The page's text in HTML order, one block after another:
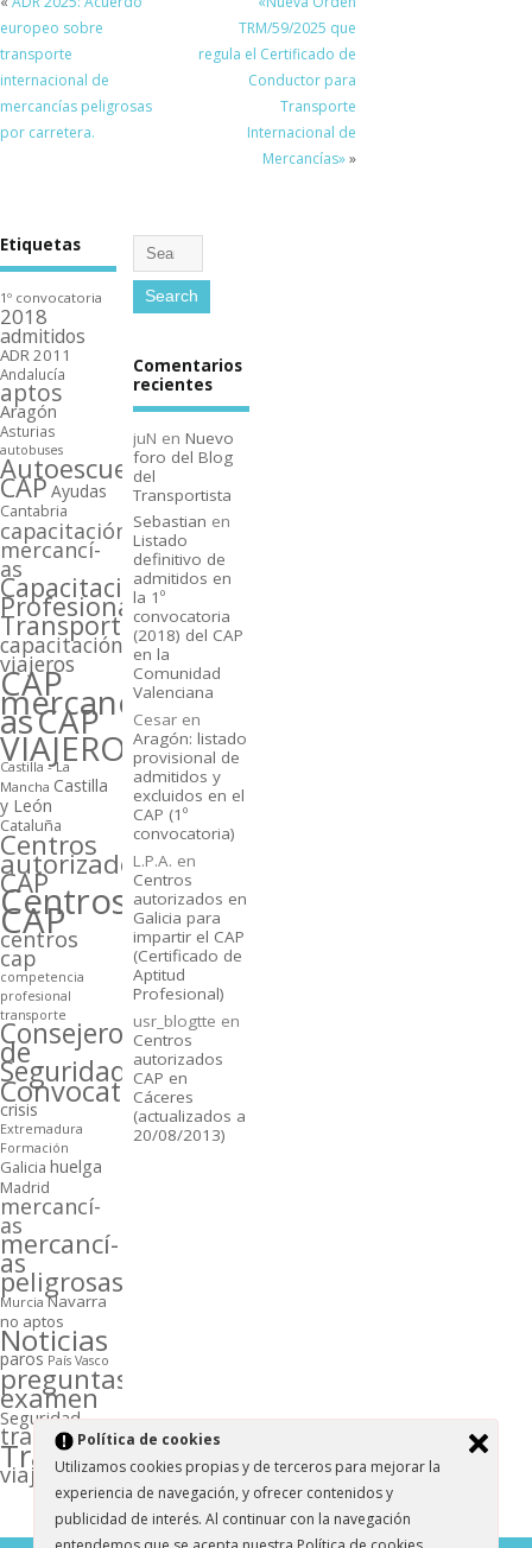
europeo sobre
transporte
internacional de
mercancías peligrosas
por carretera.
TRM/59/2025 que
regula el Certificado de
Conductor para
Transporte
Internacional de
Mercancías»»
Etiquetas
1º convocatoria
2018
admitidos
ADR 2011
Andalucí­a
aptos
Aragón
Asturias
autobuses
Autoescuelas
CAPAyudas
Cantabria
capacitación
mercancí­
as
Capacitación
Profesional
Transporte
capacitación
viajeros
CAP
mercancí­
asCAP
VIAJEROS
Castilla - La
Mancha Castilla
y León
Cataluña
Centros
autorizados
CAP
Centros
CAP
centros
cap
competencia
profesional
transporte
Consejeros
de
Seguridad
Convocatorias
crisis
Extremadura
Formación
Galicia huelga
Madrid
mercancí­
as
mercancí­
as
peligrosas
Murcia Navarra
no aptos
Noticias
paros Paí­s Vasco
preguntas
examen
Seguridad
transporte
Transportistas
viajeros
Comentarios
recientes
juN en Nuevo
foro del Blog
del
Transportista
Sebastian en
Listado
definitivo de
admitidos en
la 1º
convocatoria
(2018) del CAP
en la
Comunidad
Valenciana
Cesaren
Aragón: listado
provisional de
admitidos y
excluidos en el
CAP (1º
convocatoria)
L.P.A. en
Centros
autorizados en
Galicia para
impartir el CAP
(Certificado de
Aptitud
Profesional)
usr_blogtte en
Centros
autorizados
CAP en
Cáceres
(actualizados a
20/08/2013)
Polí­tica de cookies
Utilizamos cookies propias y de terceros para mejorar la
experiencia de navegación, y ofrecer contenidos y
publicidad de interés. Al continuar con la navegación